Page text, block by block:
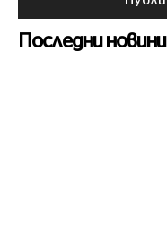
Последни новини